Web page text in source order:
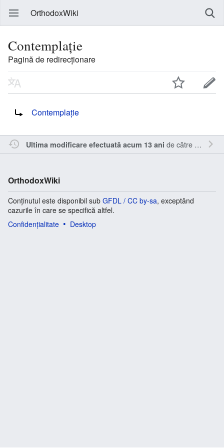
OrthodoxWiki
Contemplaţie
Pagină de redirecționare
Contemplație
Ultima modificare efectuată acum 13 ani de către Sîmbotin
OrthodoxWiki
Conținutul este disponibil sub GFDL / CC by-sa, exceptând
cazurile în care se specifică altfel.
Confidențialitate
Desktop